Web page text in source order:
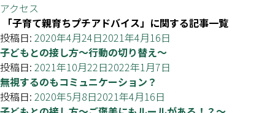
アクセス
「子育て親育ちプチアドバイス」に関する記事一覧
投稿日: 2020年4月24日2021年4月16日
子どもとの接し方～行動の切り替え～
投稿日: 2021年10月22日2022年1月7日
無視するのもコミュニケーション？
投稿日: 2020年5月8日2021年4月16日